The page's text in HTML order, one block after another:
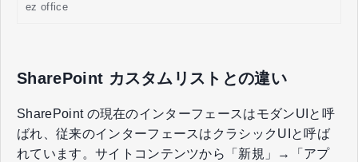
ez office
SharePoint カスタムリストとの違い
SharePoint の現在のインターフェースはモダンUIと呼
ばれ、従来のインターフェースはクラシックUIと呼ば
れています。サイトコンテンツから「新規」→「アプ